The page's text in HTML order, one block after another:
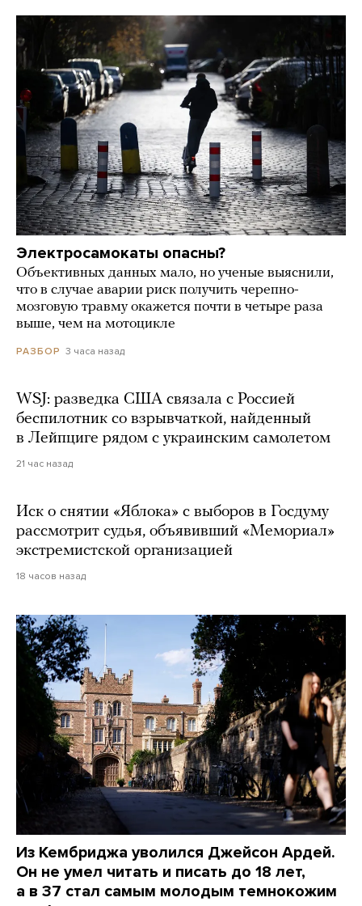
Электросамокаты опасны?
Объективных данных мало, но ученые выяснили,
что в случае аварии риск получить черепно-
мозговую травму окажется почти в четыре раза
выше, чем на мотоцикле
РАЗБОР 3 часа назад
WSJ: разведка США связала с Россией
беспилотник со взрывчаткой, найденный
в Лейпциге рядом с украинским самолетом
21 час назад
Иск о снятии «Яблока» с выборов в Госдуму
рассмотрит судья, объявивший «Мемориал»
экстремистской организацией
18 часов назад
Из Кембриджа уволился Джейсон Ардей.
Он не умел читать и писать до 18 лет,
а в 37 стал самым молодым темнокожим